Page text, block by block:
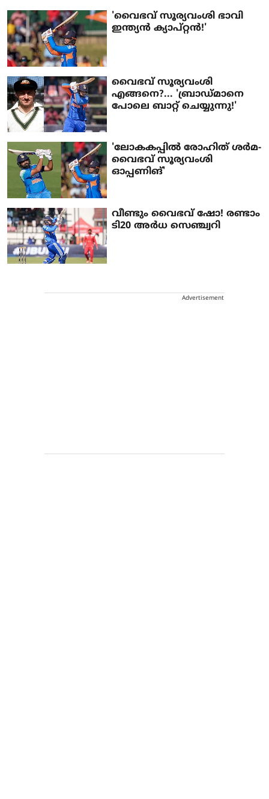
'വൈഭവ് സൂര്യവംശി ഭാവി
ഇന്ത്യൻ ക്യാപ്റ്റൻ!'
വൈഭവ് സൂര്യവംശി
എങ്ങനെ?... 'ബ്രാ‍ഡ്മാനെ
പോലെ ബാറ്റ് ചെയ്യുന്നു!'
'ലോകകപ്പിൽ രോഹിത് ശർമ-
വൈഭവ് സൂര്യവംശി
ഓപ്പണിങ്'
വീണ്ടും വൈഭവ് ഷോ! രണ്ടാം
ടി20 അര്‍ധ സെഞ്ച്വറി
Advertisement